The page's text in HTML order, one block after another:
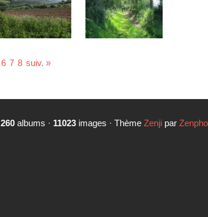
6 7 8 suiv. »
260albums · 11023images · Thème Zenjipar